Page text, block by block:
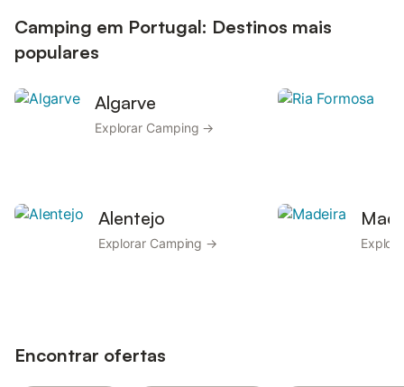
Camping em Portugal: Destinos mais
populares
Algarve
Explorar Camping →
Alentejo
Explorar Camping →
Encontrar ofertas